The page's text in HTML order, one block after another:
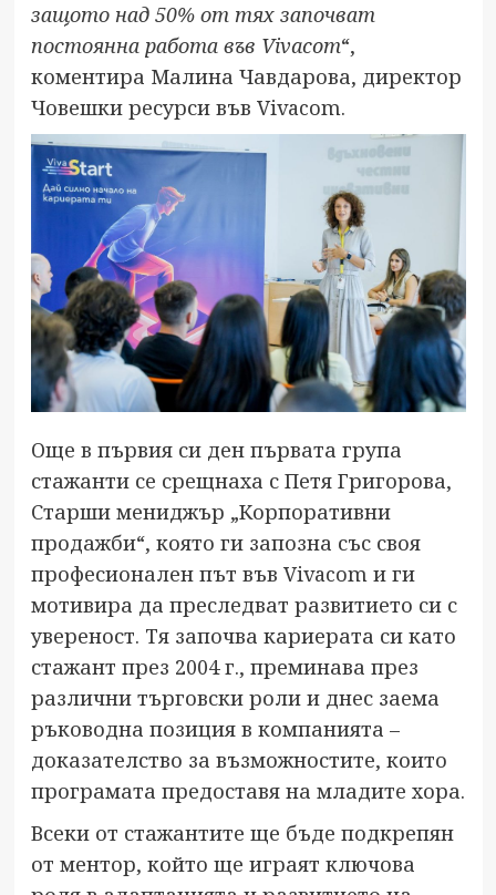
защото над 50% от тях започват
постоянна работа във Vivacom“,
коментира Малина Чавдарова, директор
Човешки ресурси във Vivacom.
Още в първия си ден първата група
стажанти се срещнаха с Петя Григорова,
Старши мениджър „Корпоративни
продажби“, която ги запозна със своя
професионален път във Vivacom и ги
мотивира да преследват развитието си с
увереност. Тя започва кариерата си като
стажант през 2004 г., преминава през
различни търговски роли и днес заема
ръководна позиция в компанията –
доказателство за възможностите, които
програмата предоставя на младите хора.
Всеки от стажантите ще бъде подкрепян
от ментор, който ще играят ключова